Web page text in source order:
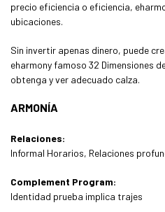
precio eficiencia o eficiencia,
ubicaciones.
Sin invertir apenas dinero, puede
eharmony famoso 32 Dimensiones
obtenga y ver adecuado calza.
ARMONÍA
Relaciones:
Informal Horarios, Relaciones
Complement Program:
Identidad prueba implica trajes